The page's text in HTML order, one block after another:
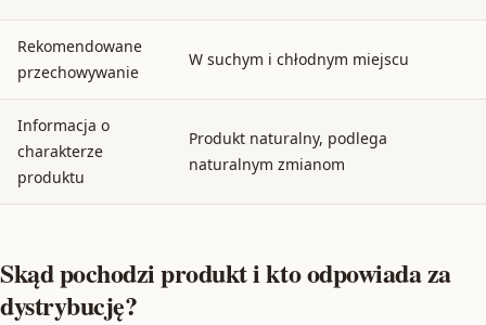
Rekomendowane
przechowywanie
W suchym i chłodnym miejscu
Informacja o
charakterze
produktu
Produkt naturalny, podlega
naturalnym zmianom
Skąd pochodzi produkt i kto odpowiada za
dystrybucję?